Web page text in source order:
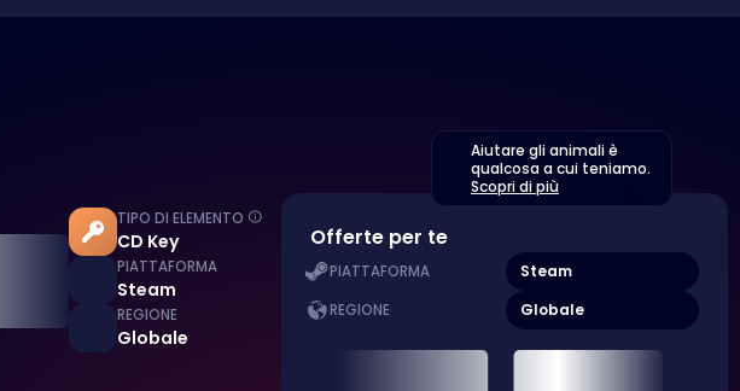
TIPO DI ELEMENTO
CD Key
PIATTAFORMA
Steam
REGIONE
Globale
Aiutare gli animali è
qualcosa a cui teniamo.
Scopri di più
Offerte per te
PIATTAFORMA Steam
REGIONE Globale